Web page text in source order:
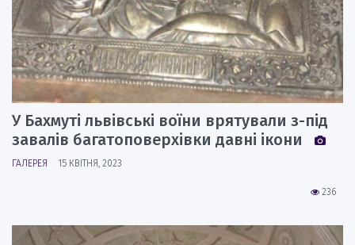
У Бахмуті львівські воїни врятували з-під
завалів багатоповерхівки давні ікони
ГАЛЕРЕЯ 15 КВІТНЯ, 2023
236